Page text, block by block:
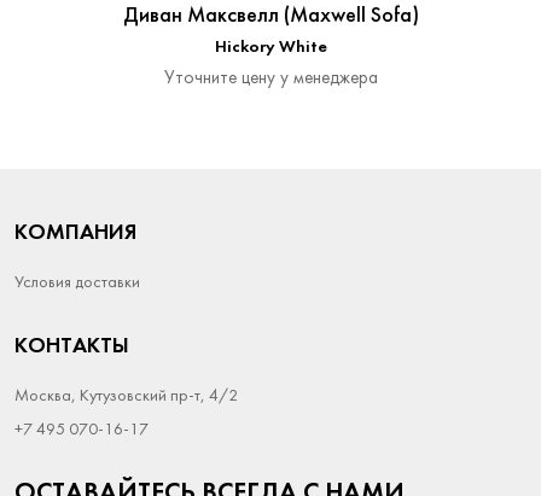
Диван Максвелл (Maxwell Sofa)
Hickory White
Уточните цену у менеджера
КОМПАНИЯ
Условия доставки
КОНТАКТЫ
Москва, Кутузовский пр-т, 4/2
+7 495 070-16-17